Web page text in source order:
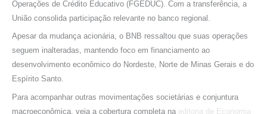
Operações de Crédito Educativo (FGEDUC). Com a transferência, a
União consolida participação relevante no banco regional.
Apesar da mudança acionária, o BNB ressaltou que suas operações
seguem inalteradas, mantendo foco em financiamento ao
desenvolvimento econômico do Nordeste, Norte de Minas Gerais e do
Espírito Santo.
Para acompanhar outras movimentações societárias e conjuntura
macroeconômica, veja a cobertura completa na editoria de Economia